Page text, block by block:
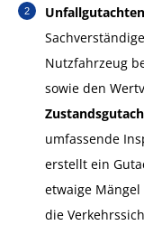
Nutzfahrzeug
sowie den
umfassende
erstellt ein
etwaige
die